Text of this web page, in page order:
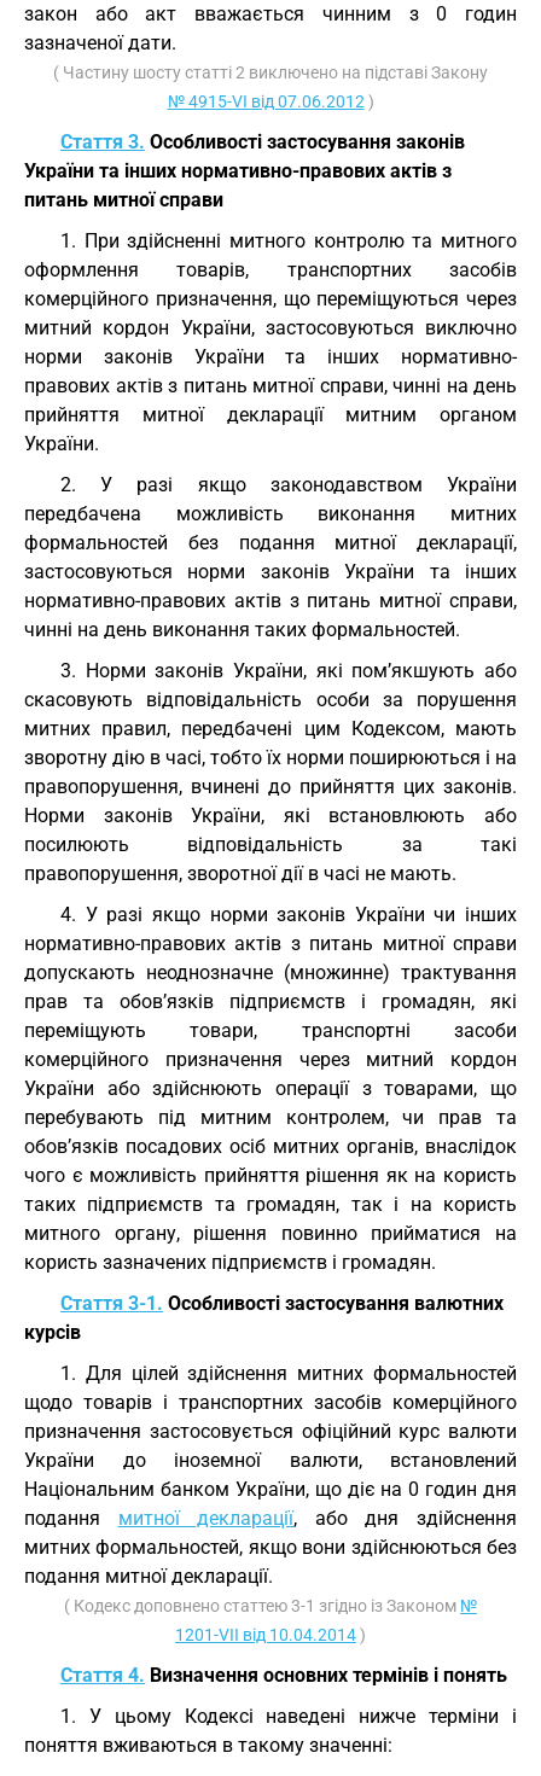
закон або акт вважається чинним з 0 годин
зазначеної дати.
( Частину шосту статті 2 виключено на підставі Закону
№ 4915-VI від 07.06.2012 )
Стаття 3. Особливості застосування законів
України та інших нормативно-правових актів з
питань митної справи
1. При здійсненні митного контролю та митного
оформлення товарів, транспортних засобів
комерційного призначення, що переміщуються через
митний кордон України, застосовуються виключно
норми законів України та інших нормативно-
правових актів з питань митної справи, чинні на день
прийняття митної декларації митним органом
України.
2. У разі якщо законодавством України
передбачена можливість виконання митних
формальностей без подання митної декларації,
застосовуються норми законів України та інших
нормативно-правових актів з питань митної справи,
чинні на день виконання таких формальностей.
3. Норми законів України, які пом’якшують або
скасовують відповідальність особи за порушення
митних правил, передбачені цим Кодексом, мають
зворотну дію в часі, тобто їх норми поширюються і на
правопорушення, вчинені до прийняття цих законів.
Норми законів України, які встановлюють або
посилюють відповідальність за такі
правопорушення, зворотної дії в часі не мають.
4. У разі якщо норми законів України чи інших
нормативно-правових актів з питань митної справи
допускають неоднозначне (множинне) трактування
прав та обов’язків підприємств і громадян, які
переміщують товари, транспортні засоби
комерційного призначення через митний кордон
України або здійснюють операції з товарами, що
перебувають під митним контролем, чи прав та
обов’язків посадових осіб митних органів, внаслідок
чого є можливість прийняття рішення як на користь
таких підприємств та громадян, так і на користь
митного органу, рішення повинно прийматися на
користь зазначених підприємств і громадян.
Стаття 3-1. Особливості застосування валютних
курсів
1. Для цілей здійснення митних формальностей
щодо товарів і транспортних засобів комерційного
призначення застосовується офіційний курс валюти
України до іноземної валюти, встановлений
Національним банком України, що діє на 0 годин дня
подання митної декларації, або дня здійснення
митних формальностей, якщо вони здійснюються без
подання митної декларації.
( Кодекс доповнено статтею 3-1 згідно із Законом №
1201-VII від 10.04.2014)
Стаття 4. Визначення основних термінів і понять
1. У цьому Кодексі наведені нижче терміни і
поняття вживаються в такому значенні: